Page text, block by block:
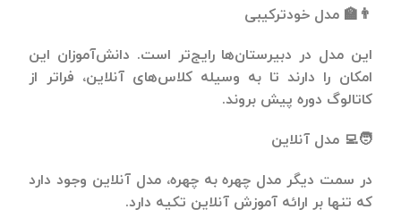
👨‍🏫 مدل خودترکیبی
این مدل در دبیرستان‌ها رایج‌تر است. دانش‌آموزان این
امکان را دارند تا به وسیله کلاس‌های آنلاین، فراتر از
کاتالوگ دوره پیش بروند.
🧑‍💻 مدل آنلاین
در سمت دیگر مدل چهره به چهره، مدل آنلاین وجود دارد
که تنها بر ارائه آموزش آنلاین تکیه دارد.